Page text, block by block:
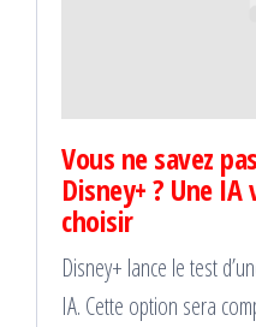
Vous ne savez
Disney+ ? Une
choisir
Disney+ lance le test
IA. Cette option sera